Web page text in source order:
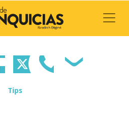
Tips